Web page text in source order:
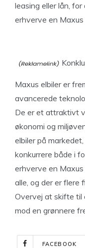
leasing eller lån,
erhverve en Maxus
Maxus elbiler er
avancerede
De er et attraktivt
økonomi og
elbiler på
konkurrere både i
erhverve en
alle, og der er flere
Overvej at skifte til
mod en grønnere
FACEBOOK